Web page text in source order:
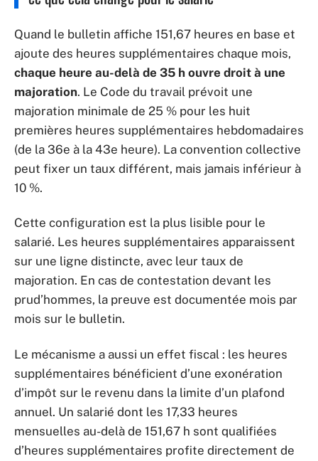
Quand le bulletin affiche 151,67 heures en base et
ajoute des heures supplémentaires chaque mois,
chaque heure au-delà de 35 h ouvre droit à une
majoration. Le Code du travail prévoit une
majoration minimale de 25 % pour les huit
premières heures supplémentaires hebdomadaires
(de la 36e à la 43e heure). La convention collective
peut fixer un taux différent, mais jamais inférieur à
10 %.
Cette configuration est la plus lisible pour le
salarié. Les heures supplémentaires apparaissent
sur une ligne distincte, avec leur taux de
majoration. En cas de contestation devant les
prud’hommes, la preuve est documentée mois par
mois sur le bulletin.
Le mécanisme a aussi un effet fiscal : les heures
supplémentaires bénéficient d’une exonération
d’impôt sur le revenu dans la limite d’un plafond
annuel. Un salarié dont les 17,33 heures
mensuelles au-delà de 151,67 h sont qualifiées
d’heures supplémentaires profite directement de